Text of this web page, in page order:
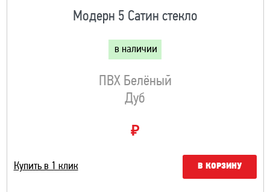
Модерн 5 Сатин стекло
в наличии
ПВХ Белёный
Дуб
₽
Купить в 1 клик В КОРЗИНУ